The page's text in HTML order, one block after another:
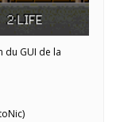
du GUI de la